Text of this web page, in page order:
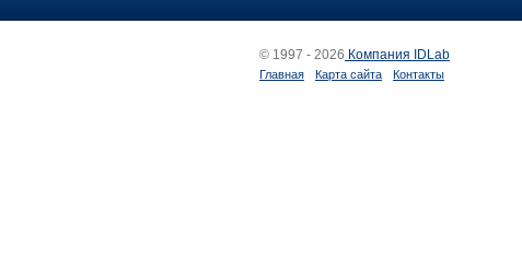
© 1997 - 2026 Компания IDLab
Главная Карта сайта Контакты